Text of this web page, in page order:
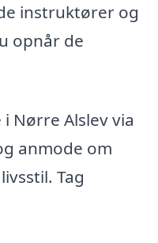
instruktører og
opnår de
Nørre Alslev via
anmode om
Tag